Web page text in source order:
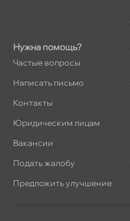
Нужна помощь?
Частые вопросы
Написать письмо
Контакты
Юридическим лицам
акансии
Подать жалобу
Предложить улучшение